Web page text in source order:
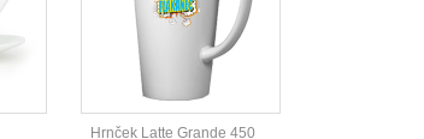
Hrnček Latte Grande 450